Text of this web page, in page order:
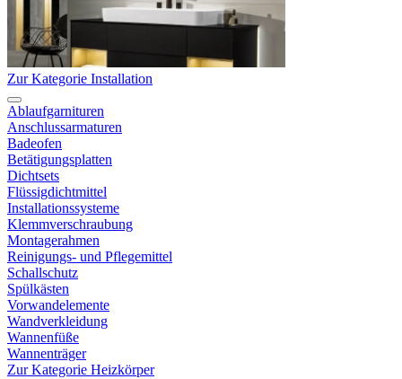
Zur Kategorie Installation
Ablaufgarnituren
Anschlussarmaturen
Badeofen
Betätigungsplatten
Dichtsets
Flüssigdichtmittel
Installationssysteme
Klemmverschraubung
Montagerahmen
Reinigungs- und Pflegemittel
Schallschutz
Spülkästen
Vorwandelemente
Wandverkleidung
Wannenfüße
Wannenträger
Zur Kategorie Heizkörper